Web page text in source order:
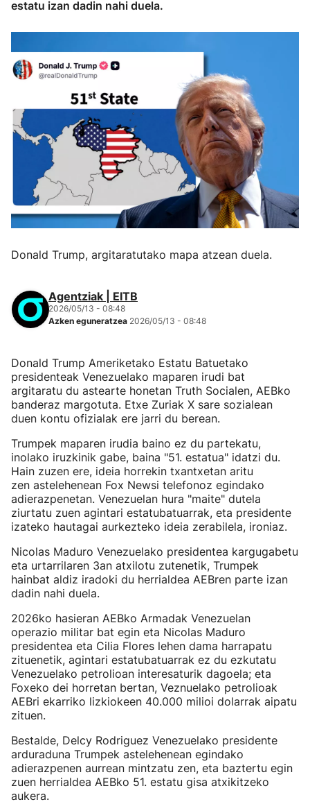
estatu izan dadin nahi duela.
Donald Trump, argitaratutako mapa atzean duela.
Agentziak | EITB
2026/05/13 - 08:48
Azken eguneratzea 2026/05/13 - 08:48
Donald Trump Ameriketako Estatu Batuetako
presidenteak Venezuelako maparen irudi bat
argitaratu du astearte honetan Truth Socialen, AEBko
banderaz margotuta. Etxe Zuriak X sare sozialean
duen kontu ofizialak ere jarri du berean.
Trumpek maparen irudia baino ez du partekatu,
inolako iruzkinik gabe, baina "51. estatua" idatzi du.
Hain zuzen ere, ideia horrekin txantxetan aritu
zen astelehenean Fox Newsi telefonoz egindako
adierazpenetan. Venezuelan hura "maite" dutela
ziurtatu zuen agintari estatubatuarrak, eta presidente
izateko hautagai aurkezteko ideia zerabilela, ironiaz.
Nicolas Maduro Venezuelako presidentea kargugabetu
eta urtarrilaren 3an atxilotu zutenetik, Trumpek
hainbat aldiz iradoki du herrialdea AEBren parte izan
dadin nahi duela.
2026ko hasieran AEBko Armadak Venezuelan
operazio militar bat egin eta Nicolas Maduro
presidentea eta Cilia Flores lehen dama harrapatu
zituenetik, agintari estatubatuarrak ez du ezkutatu
Venezuelako petrolioan interesaturik dagoela; eta
Foxeko dei horretan bertan, Veznuelako petrolioak
AEBri ekarriko lizkiokeen 40.000 milioi dolarrak aipatu
zituen.
Bestalde, Delcy Rodriguez Venezuelako presidente
arduraduna Trumpek astelehenean egindako
adierazpenen aurrean mintzatu zen, eta baztertu egin
zuen herrialdea AEBko 51. estatu gisa atxikitzeko
aukera.